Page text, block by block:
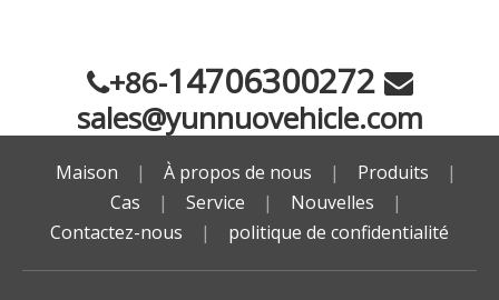
+86-14706300272 
sales@yunnuovehicle.com
Maison | À propos de nous | Produits
|
Cas
| Service | Nouvelles
|
Contactez-nous
| politique de confidentialité